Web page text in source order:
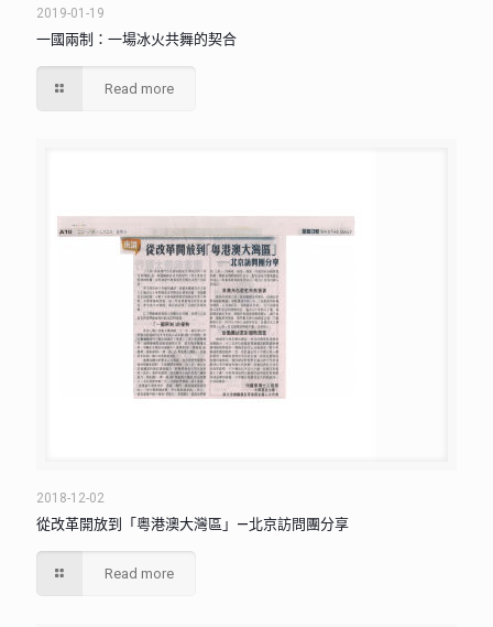
2019-01-19
一國兩制：一場冰火共舞的契合
Read more
2018-12-02
從改革開放到「粵港澳大灣區」—北京訪問團分享
Read more